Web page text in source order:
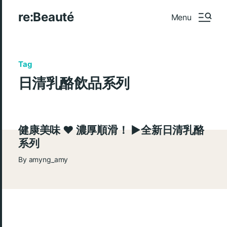
re:Beauté Menu
Tag
日清乳酪飲品系列
健康美味 ♥ 濃厚順滑！ ►全新日清乳酪
系列
By amyng_amy